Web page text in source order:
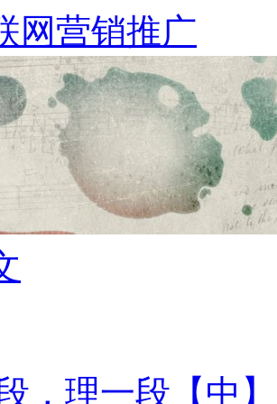
网营销推广
，理一段【中】